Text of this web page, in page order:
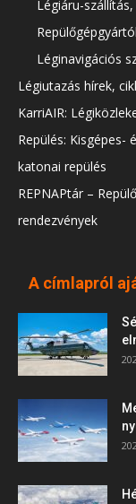
Légiáru-
Léginavigációs
Légiutazás hírek,
KarriAIR:
Repülés: Kisgépes-
katonai repülés
REPNAPtár –
rendezvények
A címlapról